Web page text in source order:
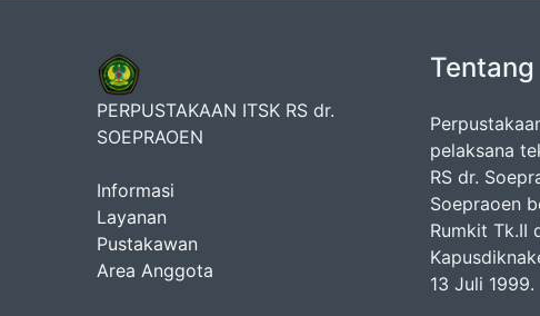
PERPUSTAKAAN ITSK RS dr.
SOEPRAOEN
Informasi
Layanan
Pustakawan
Area Anggota
Tentang
pelaksana
RS dr.
Soepraoen
Rumkit Tk.II
13 Juli 1999.